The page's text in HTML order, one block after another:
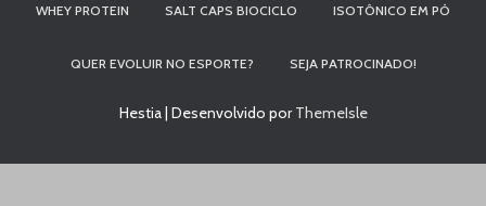
WHEY PROTEIN SALT CAPS BIOCICLO ISOTÔNICO EM PÓ
QUER EVOLUIR NO ESPORTE? SEJA PATROCINADO!
Hestia | Desenvolvido porThemeIsle